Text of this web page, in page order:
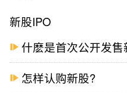
新股IPO
什麽是首次公开发售
怎样认购新股?